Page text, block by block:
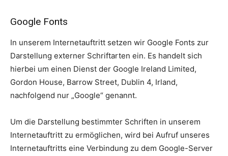
Google Fonts
In unserem Internetauftritt setzen wir Google Fonts zur
Darstellung externer Schriftarten ein. Es handelt sich
hierbei um einen Dienst der Google Ireland Limited,
Gordon House, Barrow Street, Dublin 4, Irland,
nachfolgend nur „Google“ genannt.
Um die Darstellung bestimmter Schriften in unserem
Internetauftritt zu ermöglichen, wird bei Aufruf unseres
Internetauftritts eine Verbindung zu dem Google-Server